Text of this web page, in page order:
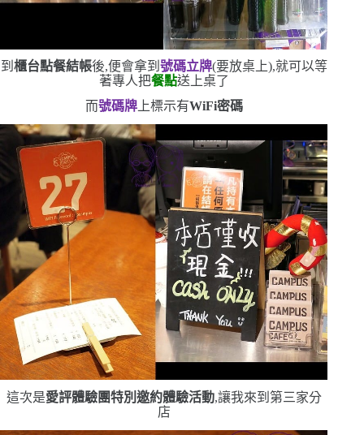
到 櫃台點餐結帳後,便會拿到 號碼立牌(要放桌上),就可以等
著專人把餐點送上桌了
而號碼牌上標示有WiFi密碼
這次是愛評體驗團特別邀約體驗活動,讓我來到第三家分
店